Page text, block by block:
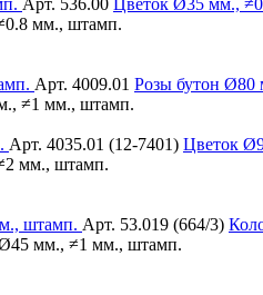
Арт. 536.00 Цветок Ø35 мм.,
мм., штамп.
Арт. 4009.01 Розы бутон Ø80
≠1 мм., штамп.
Арт. 4035.01 (12-7401) Цветок
мм., штамп.
Арт. 53.019 (664/3)
мм., ≠1 мм., штамп.